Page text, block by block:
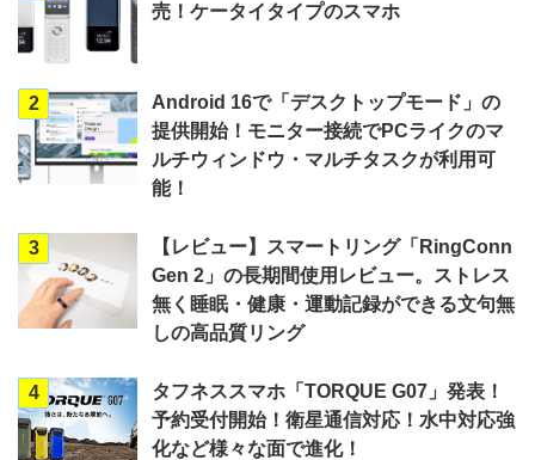
売！ケータイタイプのスマホ
2
Android 16で「デスクトップモード」の
提供開始！モニター接続でPCライクのマ
ルチウィンドウ・マルチタスクが利用可
能！
3
【レビュー】スマートリング「RingConn
Gen 2」の長期間使用レビュー。ストレス
無く睡眠・健康・運動記録ができる文句無
しの高品質リング
4
タフネススマホ「TORQUE G07」発表！
予約受付開始！衛星通信対応！水中対応強
化など様々な面で進化！